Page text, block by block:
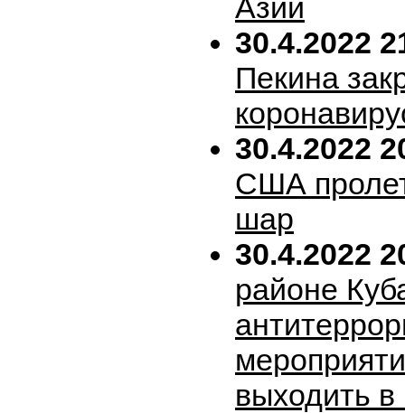
Азии
30.4.2022
Пекина
30.4.2022
США
шар
30.4.2022
районе
выходить